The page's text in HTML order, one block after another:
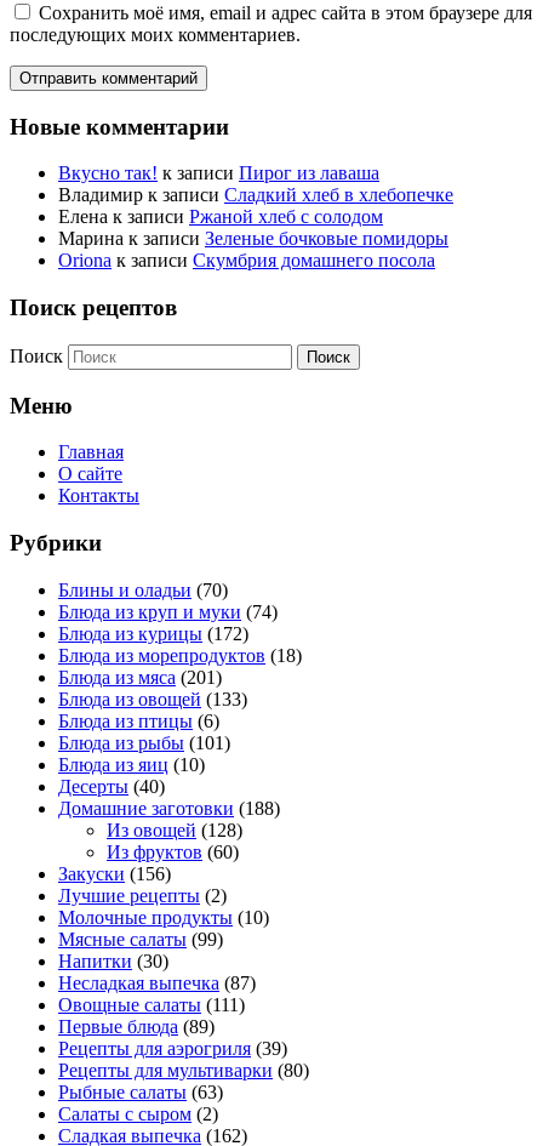
Сохранить моё имя, email и адрес сайта в этом браузере для
последующих моих комментариев.
Новые комментарии
Вкусно так! к записи Пирог из лаваша
Владимир к записи Сладкий хлеб в хлебопечке
Елена к записи Ржаной хлеб с солодом
Марина к записи Зеленые бочковые помидоры
Oriona к записи Скумбрия домашнего посола
Поиск рецептов
Поиск
Меню
Главная
О сайте
Контакты
Рубрики
Блины и оладьи (70)
Блюда из круп и муки (74)
Блюда из курицы (172)
Блюда из морепродуктов (18)
Блюда из мяса (201)
Блюда из овощей (133)
Блюда из птицы (6)
Блюда из рыбы (101)
Блюда из яиц (10)
Десерты (40)
Домашние заготовки (188)
Из овощей (128)
Из фруктов (60)
Закуски (156)
Лучшие рецепты (2)
Молочные продукты (10)
Мясные салаты (99)
Напитки (30)
Несладкая выпечка (87)
Овощные салаты (111)
Первые блюда (89)
Рецепты для аэрогриля (39)
Рецепты для мультиварки (80)
Рыбные салаты (63)
Салаты с сыром (2)
Сладкая выпечка (162)